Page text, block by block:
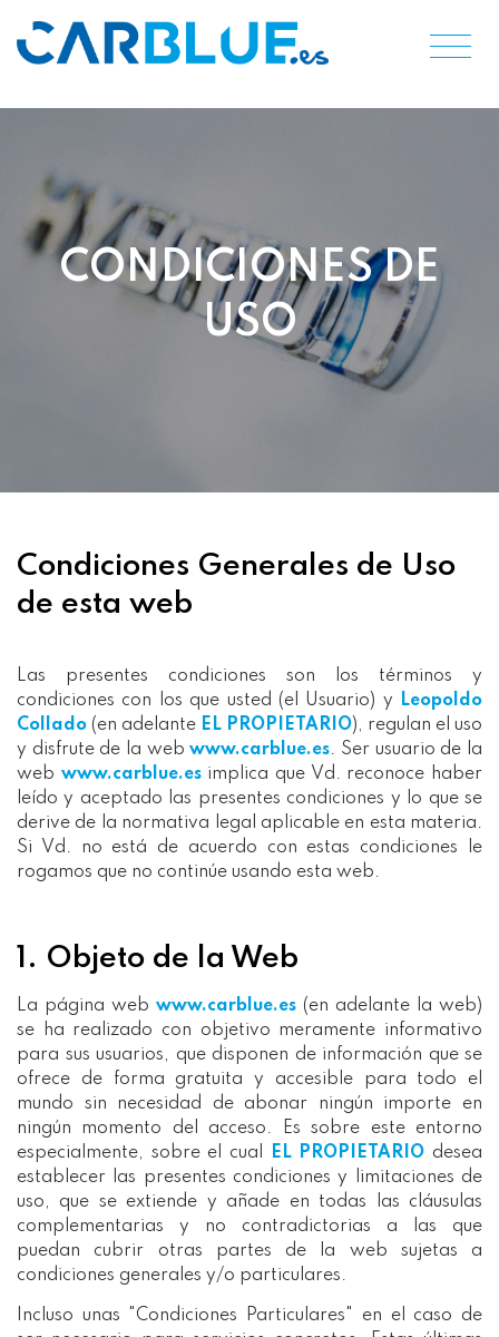
CONDICIONES DE
USO
Condiciones Generales de Uso
de esta web
Las presentes condiciones son los términos y
condiciones con los que usted (el Usuario) y Leopoldo
Collado (en adelante EL PROPIETARIO), regulan el uso
y disfrute de la webwww.carblue.es. Ser usuario de la
web www.carblue.esimplica que Vd. reconoce haber
leído y aceptado las presentes condiciones y lo que se
derive de la normativa legal aplicable en esta materia.
Si Vd. no está de acuerdo con estas condiciones le
rogamos que no continúe usando esta web.
1. Objeto de la Web
La página web www.carblue.es (en adelante la web)
se ha realizado con objetivo meramente informativo
para sus usuarios, que disponen de información que se
ofrece de forma gratuita y accesible para todo el
mundo sin necesidad de abonar ningún importe en
ningún momento del acceso. Es sobre este entorno
especialmente, sobre el cual
EL PROPIETARIO desea
establecer las presentes condiciones y limitaciones de
uso, que se extiende y añade en todas las cláusulas
complementarias y no contradictorias a las que
puedan cubrir otras partes de la web sujetas a
condiciones generales y/o particulares.
Incluso unas "Condiciones Particulares" en el caso de